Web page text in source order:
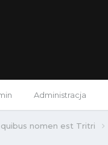
Administracja
nomen est Tritri